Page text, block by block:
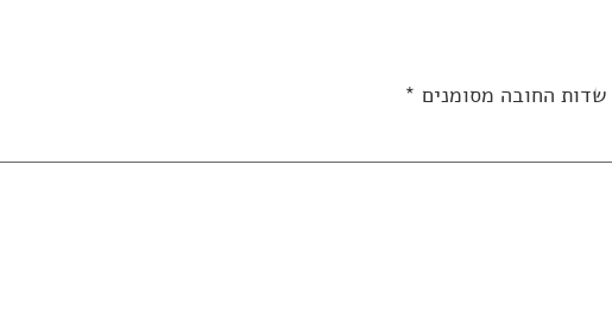
שדות החובה מסומנים *